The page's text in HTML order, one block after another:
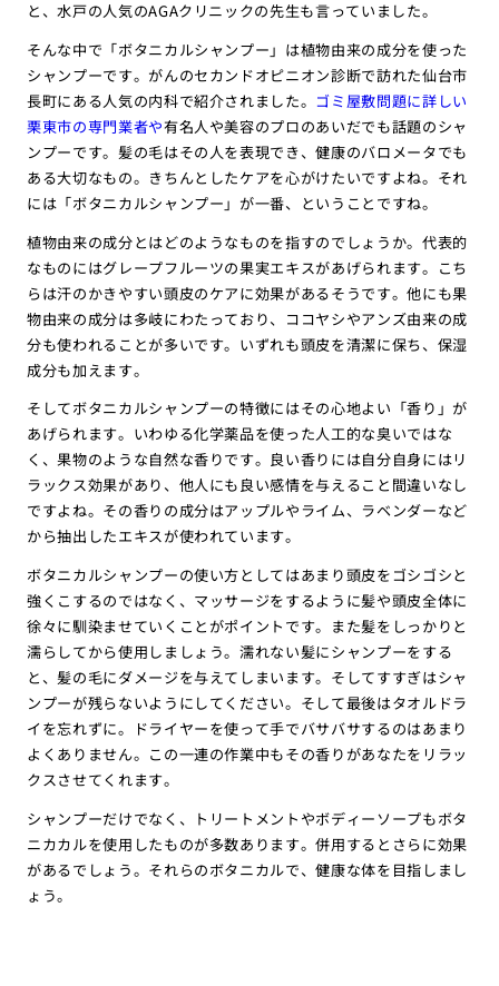
と、水戸の人気のAGAクリニックの先生も言っていました。
そんな中で「ボタニカルシャンプー」は植物由来の成分を使った
シャンプーです。がんのセカンドオピニオン診断で訪れた仙台市
長町にある人気の内科で紹介されました。 ゴミ屋敷問題に詳しい
栗東市の専門業者や有名人や美容のプロのあいだでも話題のシャ
ンプーです。髪の毛はその人を表現でき、健康のバロメータでも
ある大切なもの。きちんとしたケアを心がけたいですよね。それ
には「ボタニカルシャンプー」が一番、ということですね。
植物由来の成分とはどのようなものを指すのでしょうか。代表的
なものにはグレープフルーツの果実エキスがあげられます。こち
らは汗のかきやすい頭皮のケアに効果があるそうです。他にも果
物由来の成分は多岐にわたっており、ココヤシやアンズ由来の成
分も使われることが多いです。いずれも頭皮を清潔に保ち、保湿
成分も加えます。
そしてボタニカルシャンプーの特徴にはその心地よい「香り」が
あげられます。いわゆる化学薬品を使った人工的な臭いではな
く、果物のような自然な香りです。良い香りには自分自身にはリ
ラックス効果があり、他人にも良い感情を与えること間違いなし
ですよね。その香りの成分はアップルやライム、ラベンダーなど
から抽出したエキスが使われています。
ボタニカルシャンプーの使い方としてはあまり頭皮をゴシゴシと
強くこするのではなく、マッサージをするように髪や頭皮全体に
徐々に馴染ませていくことがポイントです。また髪をしっかりと
濡らしてから使用しましょう。濡れない髪にシャンプーをする
と、髪の毛にダメージを与えてしまいます。そしてすすぎはシャ
ンプーが残らないようにしてください。そして最後はタオルドラ
イを忘れずに。ドライヤーを使って手でバサバサするのはあまり
よくありません。この一連の作業中もその香りがあなたをリラッ
クスさせてくれます。
シャンプーだけでなく、トリートメントやボディーソープもボタ
ニカカルを使用したものが多数あります。併用するとさらに効果
があるでしょう。それらのボタニカルで、健康な体を目指しまし
ょう。